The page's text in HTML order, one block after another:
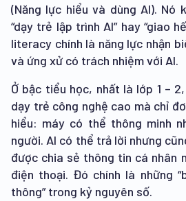
(Năng lực hiểu và dùng AI). Nó
“dạy trẻ lập trình AI” hay “giao
literacy chính là năng lực nhận
và ứng xử có trách nhiệm với AI.
Ở bậc tiểu học, nhất là lớp 1 –
dạy trẻ công nghệ cao mà chỉ
hiểu: máy có thể thông minh
người. AI có thể trả lời nhưng
được chia sẻ thông tin cá nhân
điện thoại. Đó chính là những
thông” trong kỷ nguyên số.